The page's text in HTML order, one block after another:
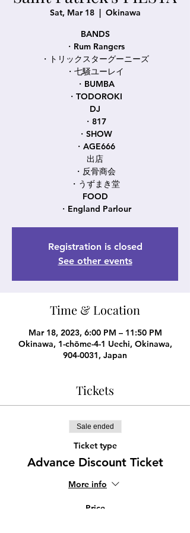
Sat, Mar 18
  |
Okinawa
BANDS
・Rum Rangers
・トリックスターグーニーズ
・七騒ユーレイ
・BUMBA
・TODOROKI
DJ
・817
・SHOW
・AGE666
出店
・反骨商会
・うずまき堂
FOOD
・England Parlour
Registration is closed
See other events
Time & Location
Mar 18, 2023, 6:00 PM – 11:50 PM
Okinawa, 1-chōme-4-1 Uechi, Okinawa,
904-0031, Japan
Tickets
Sale ended
Ticket type
Advance Discount Ticket
More info
Price